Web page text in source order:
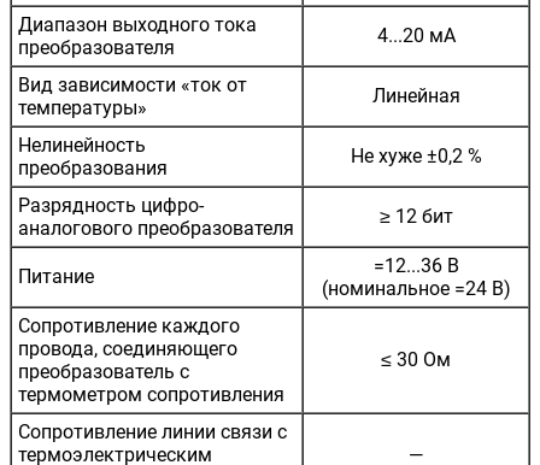
Диапазон выходного тока
преобразователя
4...20 мА
Вид зависимости «ток от
температуры»
Линейная
Нелинейность
преобразования
Не хуже ±0,2 %
Разрядность цифро-
аналогового преобразователя
≥ 12 бит
Питание
=12...36 В
(номинальное =24 В)
Сопротивление каждого
провода, соединяющего
преобразователь с
термометром сопротивления
≤ 30 Ом
Сопротивление линии связи с
термоэлектрическим
—